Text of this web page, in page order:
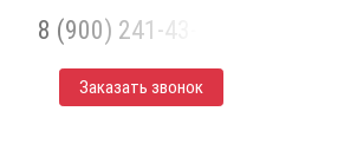
8 (900) 241-43-30
Заказать звонок